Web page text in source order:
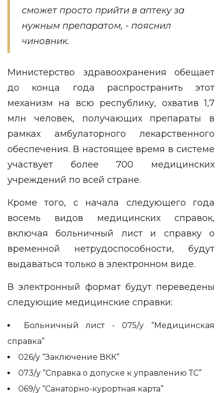
сможет просто прийти в аптеку за
нужным препаратом, - пояснил
чиновник.
Министерство здравоохранения обещает
до конца года распространить этот
механизм на всю республику, охватив 1,7
млн человек, получающих препараты в
рамках амбулаторного лекарственного
обеспечения. В настоящее время в системе
участвует более 700 медицинских
учреждений по всей стране.
Кроме того, с начала следующего года
восемь видов медицинских справок,
включая больничный лист и справку о
временной нетрудоспособности, будут
выдаваться только в электронном виде.
В электронный формат будут переведены
следующие медицинские справки:
Больничный лист - 075/у “Медицинская
справка”
026/у “Заключение ВКК”
073/у “Справка о допуске к управлению ТС”
069/у “Санаторно-курортная карта”